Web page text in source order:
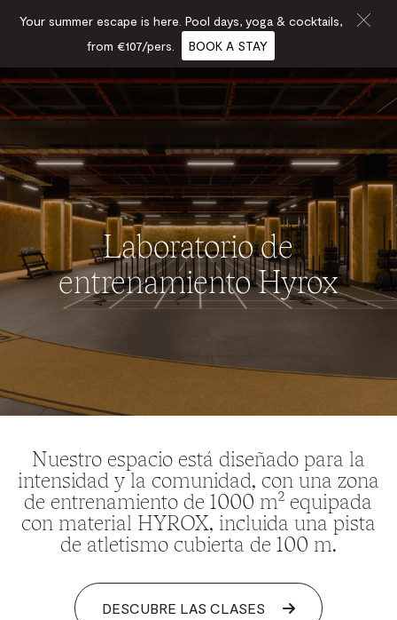
Laboratorio de
entrenamiento Hyrox
Nuestro espacio está diseñado para la
intensidad y la comunidad, con una zona
de entrenamiento de 1000 m² equipada
con material HYROX, incluida una pista
de atletismo cubierta de 100 m.
DESCUBRE LAS CLASES
Your summer escape is here. Pool days, yoga & cocktails,
from €107/pers.
BOOK A STAY